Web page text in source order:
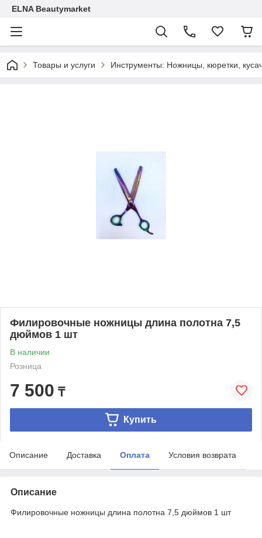
ELNA Beautymarket
Товары и услуги Инструменты: Ножницы, кюретки,
Филировочные ножницы длина полотна 7,5
дюймов 1 шт
В наличии
Розница
7 500 ₸
Купить
Описание Доставка Оплата Условия возврата
Описание
Филировочные ножницы длина полотна 7,5 дюймов 1 шт